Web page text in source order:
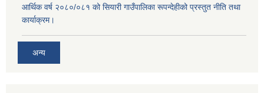
आर्थिक वर्ष २०८०/०८१ को सियारी गाउँपालिका रूपन्देहीको प्रस्तुत नीति तथा
कार्याक्रम।
अन्य